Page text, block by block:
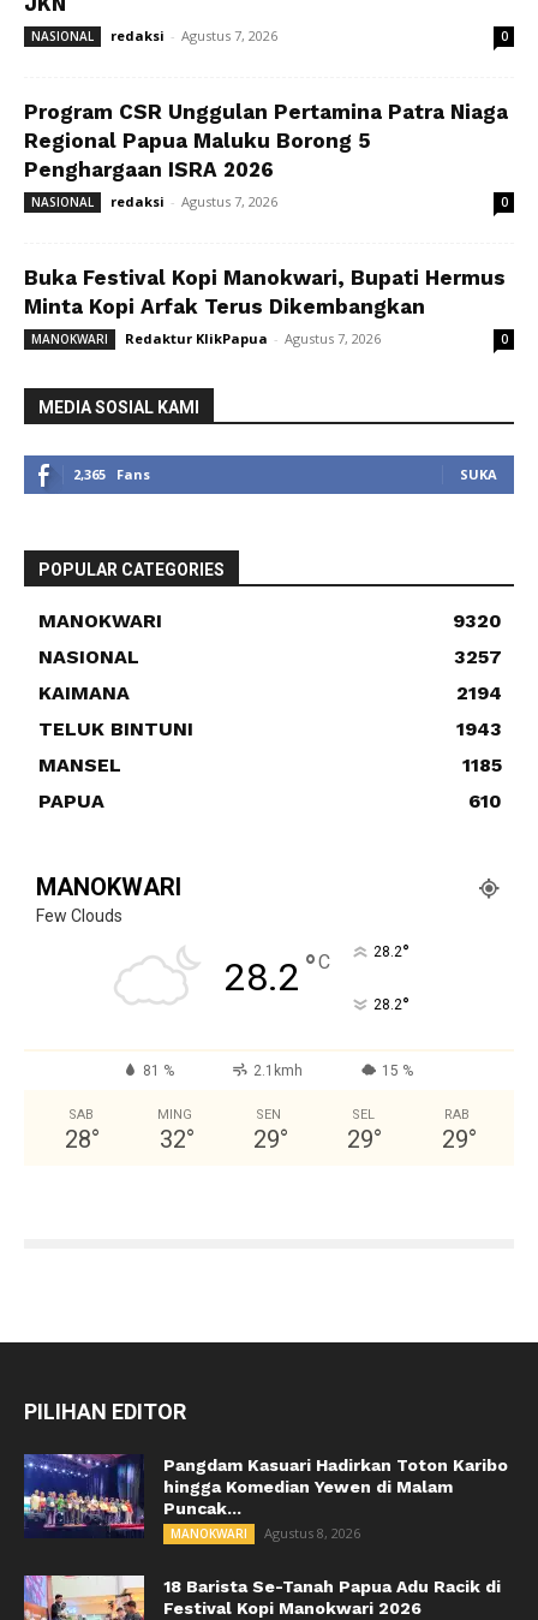
NASIONAL redaksi - Agustus 7, 2026 0
Program CSR Unggulan Pertamina Patra Niaga
Regional Papua Maluku Borong 5
Penghargaan ISRA 2026
NASIONAL redaksi - Agustus 7, 2026 0
Buka Festival Kopi Manokwari, Bupati Hermus
Minta Kopi Arfak Terus Dikembangkan
MANOKWARI Redaktur KlikPapua - Agustus 7, 2026 0
MEDIA SOSIAL KAMI
2,365 Fans SUKA
POPULAR CATEGORIES
MANOKWARI
9320
NASIONAL
3257
KAIMANA
2194
TELUK BINTUNI
1943
MANSEL
1185
PAPUA
610
MANOKWARI
Few Clouds
28.2 °C 28.2°
28.2°
81 % 2.1kmh 15 %
SAB
28°
MING
32°
SEN
29°
SEL
29°
RAB
29°
PILIHAN EDITOR
Pangdam Kasuari Hadirkan Toton Karibo
hingga Komedian Yewen di Malam
Puncak...
MANOKWARI Agustus 8, 2026
18 Barista Se-Tanah Papua Adu Racik di
Festival Kopi Manokwari 2026